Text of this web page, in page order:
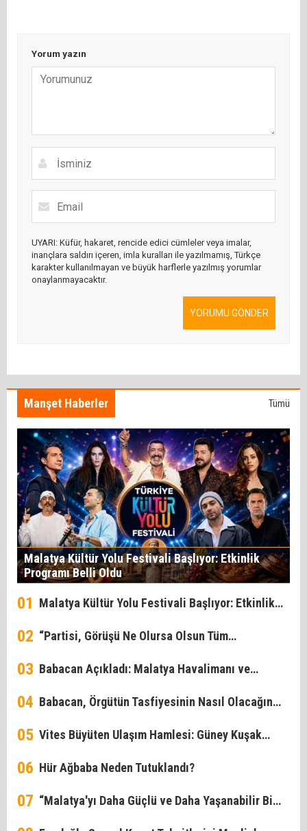
Yorum yazın
UYARI: Küfür, hakaret, rencide edici cümleler veya imalar,
inançlara saldırı içeren, imla kuralları ile yazılmamış, Türkçe
karakter kullanılmayan ve büyük harflerle yazılmış yorumlar
onaylanmayacaktır.
YORUMU GÖNDER
Manşet Haberler Tümü
Malatya Kültür Yolu Festivali Başlıyor: Etkinlik
Programı Belli Oldu
01 Malatya Kültür Yolu Festivali Başlıyor: Etkinlik
Programı Belli Oldu
02 “Partisi, Görüşü Ne Olursa Olsun Tüm
Vatandaşlarımıza Hizmet Ediyoruz”
03 Babacan Açıkladı: Malatya Havalimanı ve
Kuzey Çevre Yolu'nun Açılış Tarihleri Netleşti
04 Babacan, Örgütün Tasfiyesinin Nasıl Olacağını
Anlattı
05 Vites Büyüten Ulaşım Hamlesi: Güney Kuşak
Yolu'nda II. Etap Mesaisi!
06 Hür Ağbaba Neden Tutuklandı?
07 “Malatya'yı Daha Güçlü ve Daha Yaşanabilir Bir